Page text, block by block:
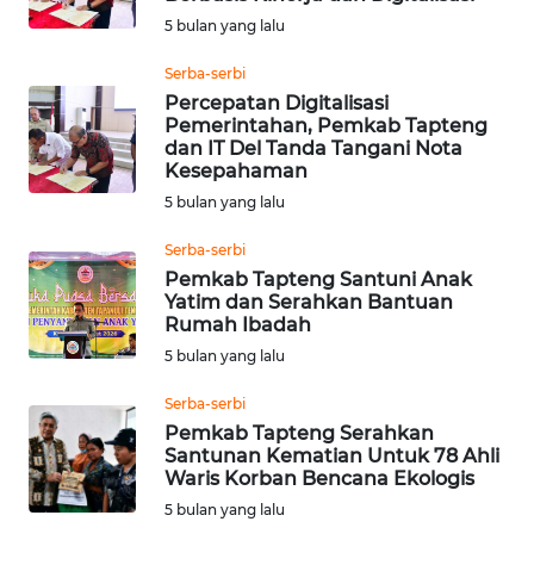
5 bulan yang lalu
Serba-serbi
Percepatan Digitalisasi
Pemerintahan, Pemkab Tapteng
dan IT Del Tanda Tangani Nota
Kesepahaman
5 bulan yang lalu
Serba-serbi
Pemkab Tapteng Santuni Anak
Yatim dan Serahkan Bantuan
Rumah Ibadah
5 bulan yang lalu
Serba-serbi
Pemkab Tapteng Serahkan
Santunan Kematian Untuk 78 Ahli
Waris Korban Bencana Ekologis
5 bulan yang lalu
WN
KALSEL
KALTIM
WN
SULSEL
WN
GORONTALO
WN
SULUT